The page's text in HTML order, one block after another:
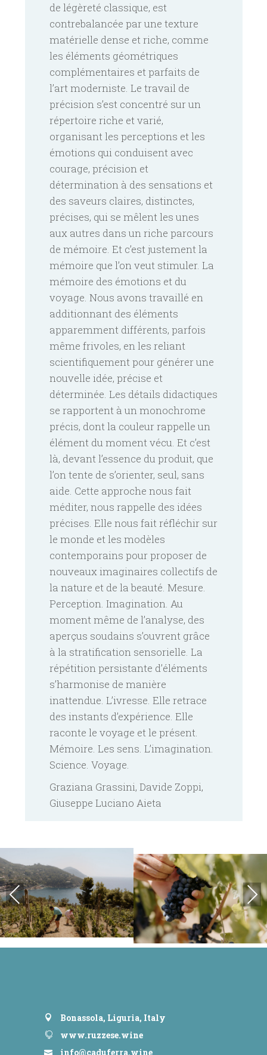
de légèreté classique, est
contrebalancée par une texture
matérielle dense et riche, comme
les éléments géométriques
complémentaires et parfaits de
l’art moderniste. Le travail de
précision s’est concentré sur un
répertoire riche et varié,
organisant les perceptions et les
émotions qui conduisent avec
courage, précision et
détermination à des sensations et
des saveurs claires, distinctes,
précises, qui se mêlent les unes
aux autres dans un riche parcours
de mémoire. Et c’est justement la
mémoire que l’on veut stimuler. La
mémoire des émotions et du
voyage. Nous avons travaillé en
additionnant des éléments
apparemment différents, parfois
même frivoles, en les reliant
scientifiquement pour générer une
nouvelle idée, précise et
déterminée. Les détails didactiques
se rapportent à un monochrome
précis, dont la couleur rappelle un
élément du moment vécu. Et c’est
là, devant l’essence du produit, que
l’on tente de s’orienter, seul, sans
aide. Cette approche nous fait
méditer, nous rappelle des idées
précises. Elle nous fait réfléchir sur
le monde et les modèles
contemporains pour proposer de
nouveaux imaginaires collectifs de
la nature et de la beauté. Mesure.
Perception. Imagination. Au
moment même de l’analyse, des
aperçus soudains s’ouvrent grâce
à la stratification sensorielle. La
répétition persistante d’éléments
s’harmonise de manière
inattendue. L’ivresse. Elle retrace
des instants d’expérience. Elle
raconte le voyage et le présent.
Mémoire. Les sens. L’imagination.
Science. Voyage.
Graziana Grassini, Davide Zoppi,
Giuseppe Luciano Aieta
Previous Next
Bonassola, Liguria, Italy
www.ruzzese.wine
info@caduferra.wine